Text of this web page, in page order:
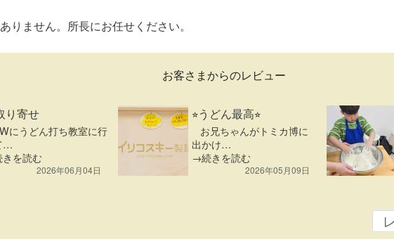
りません。所長にお任せください。
お客さまからのレビュー
り寄せ
にうどん打ち教室に行
…
を読む
2026年06月04日
⭐︎うどん最高⭐︎
お兄ちゃんがトミカ博に
出かけ…
→続きを読む
2026年05月09日